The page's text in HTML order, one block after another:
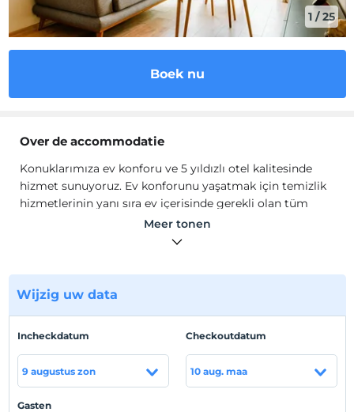
1 /25
Boek nu
Over de accommodatie
Konuklarımıza ev konforu ve 5 yıldızlı otel kalitesinde
hizmet sunuyoruz. Ev konforunu yaşatmak için temizlik
hizmetlerinin yanı sıra ev içerisinde gerekli olan tüm
Şehrin karmaşasından uzak bir sığınak olan
deneyimleyin. Bu huzurlu semtte yer alan tamamen
mobilyalı dairemiz, en gözde turistik mekanlara sadece
bir Beylikdüzü kiralamasında huzur ve şıklığın bir
karışımını özleyenler için burası ideal noktanızdır.
Beylikdüzü kısa dönem kiralık dairemizde konforlu ve
Meer tonen
Wijzig uw data
Incheckdatum
9 augustus zon
Checkoutdatum
10 aug. maa
Gasten